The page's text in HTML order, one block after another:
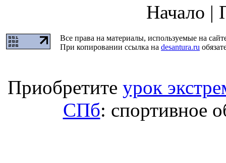
Начало |
Все права на материалы, используемые на
При копировании ссылка на desantura.ru
Приобретите урок
СПб: спортивное